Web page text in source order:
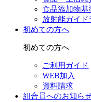
食品添加物基
放射能ガイド
初めての方へ
初めての方へ
ご利用ガイド
WEB加入
資料請求
組合員へのお知ら